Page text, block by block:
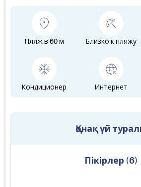
Пляж в 60 м Близко к пляжу
Кондиционер Интернет
Қонақ үй
Пікірлер (6)